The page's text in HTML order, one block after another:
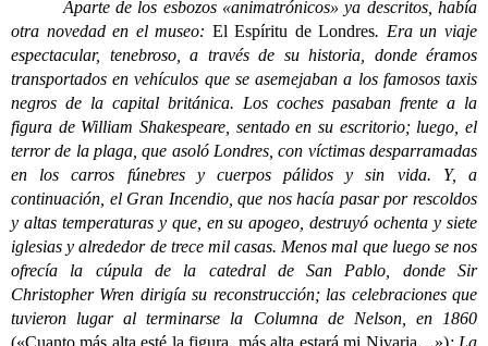
Aparte de los esbozos «animatrónicos» ya descritos, había
otra novedad en el museo: El Espíritu de Londres. Era un viaje
espectacular, tenebroso, a través de su historia, donde éramos
transportados en vehículos que se asemejaban a los famosos taxis
negros de la capital británica. Los coches pasaban frente a la
figura de William Shakespeare, sentado en su escritorio; luego, el
terror de la plaga, que asoló Londres, con víctimas desparramadas
en los carros fúnebres y cuerpos pálidos y sin vida. Y, a
continuación, el Gran Incendio, que nos hacía pasar por rescoldos
y altas temperaturas y que, en su apogeo, destruyó ochenta y siete
iglesias y alrededor de trece mil casas. Menos mal que luego se nos
ofrecía la cúpula de la catedral de San Pablo, donde Sir
Christopher Wren dirigía su reconstrucción; las celebraciones que
tuvieron lugar al terminarse la Columna de Nelson, en 1860
(«Cuanto más alta esté la figura, más alta estará mi Nivaria…»); La